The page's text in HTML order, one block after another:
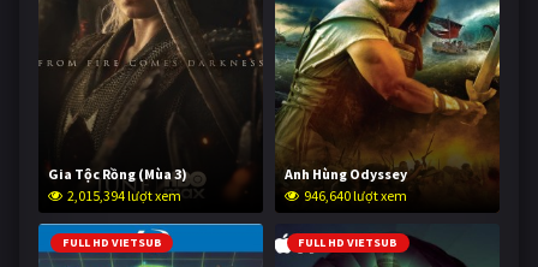
Gia Tộc Rồng (Mùa 3)
2,015,394 lượt xem
Anh Hùng Odyssey
946,640 lượt xem
FULL HD VIETSUB FULL HD VIETSUB